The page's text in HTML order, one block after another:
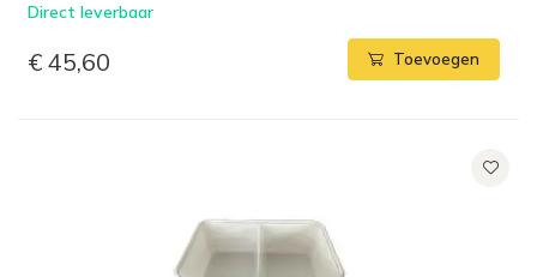
Direct leverbaar
€ 45,60 Toevoegen